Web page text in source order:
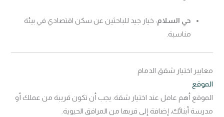
حي السلام: خيار جيد للباحثين عن سكن اقتصادي في بيئة
مناسبة.
معايير اختيار شقق الدمام
الموقع
الموقع أهم عامل عند اختيار شقة. يجب أن تكون قريبة من عملك أو
مدرسة أبنائك، إضافة إلى قربها من المرافق الحيوية.